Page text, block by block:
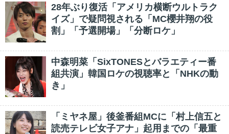
28年ぶり復活「アメリカ横断ウルトラク
イズ」で疑問視される「MC櫻井翔の役
割」「予選開場」「分断ロケ」
中森明菜「SixTONESとバラエティー番
組共演」韓国ロケの視聴率と「NHKの動
き」
「ミヤネ屋」後釜番組MCに「村上信五と
読売テレビ女子アナ」起用までの「最重